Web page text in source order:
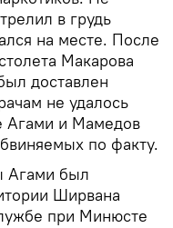
в грудь
на месте. После
Макарова
доставлен
не удалось
Агами и Мамедов
по факту.
Агами был
Ширвана
при Минюсте